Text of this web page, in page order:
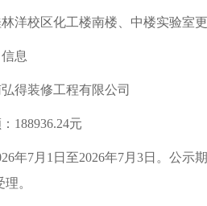
洋校区化工楼南楼、中楼实验室
息
得装修工程有限公司
188936.24元
6年7月1日 至2026年7月3日。公示
。